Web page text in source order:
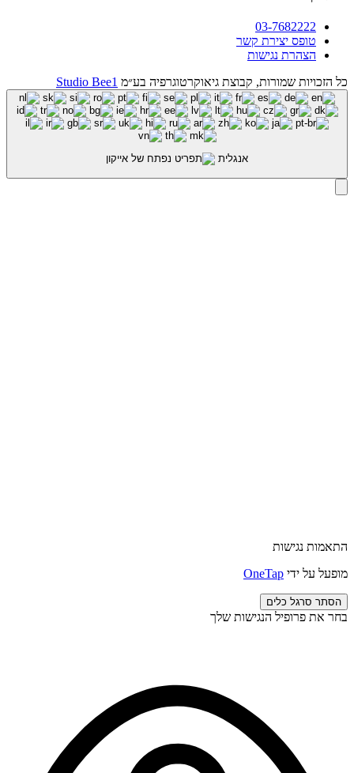
03-7682222
טופס יצירת קשר
הצהרת נגישות
כל הזכויות שמורות, קבוצת גיאוקרטוגרפיה בע״מ Studio Bee1
אנגלית
התאמות נגישות
מופעל על ידי OneTap
הסתר סרגל כלים
בחר את פרופיל הנגישות שלך